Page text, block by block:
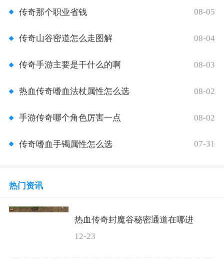
传奇那个职业省钱 08-05
传奇山谷密道怎么走图解 08-04
传奇手游主要是干什么的啊 08-03
热血传奇嗜血法杖属性怎么选 08-02
手游传奇哪个角色厉害一点 08-02
传奇嗜血手镯属性怎么选 07-31
热门资讯
热血传奇封魔谷秘密通道在哪进
12-23